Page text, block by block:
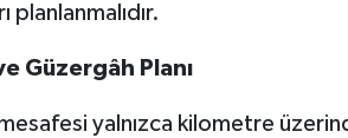
planlanmalıdır.
Güzergâh Planı
mesafesi yalnızca kilometre